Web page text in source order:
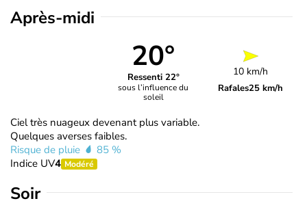
Après-midi
20°
Ressenti 22°
sous l’influence du
soleil
10 km/h
Rafales25 km/h
Ciel très nuageux devenant plus variable.
Quelques averses faibles.
Risque de pluie
85 %
Indice UV4 Modéré
Soir